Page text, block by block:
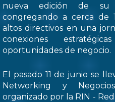
nueva edición de su
congregando a cerca de
altos directivos en una
conexiones
oportunidades de negocio.
El pasado 11 de junio se
Networking y
organizado por la RIN -